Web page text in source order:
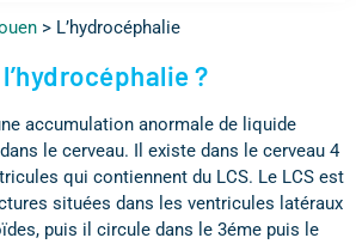
> L’hydrocéphalie
?
accumulation anormale de liquide
le cerveau. Il existe dans le cerveau 4
qui contiennent du LCS. Le LCS est
situées dans les ventricules latéraux
puis il circule dans le 3éme puis le